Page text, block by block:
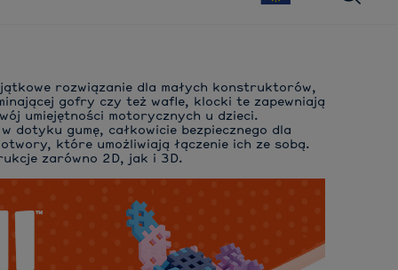
rozwiązanie dla małych konstruktorów,
gofry czy też wafle, klocki te zapewniają
umiejętności motorycznych u dzieci.
dotyku gumę, całkowicie bezpiecznego dla
które umożliwiają łączenie ich ze sobą.
zarówno 2D, jak i 3D.